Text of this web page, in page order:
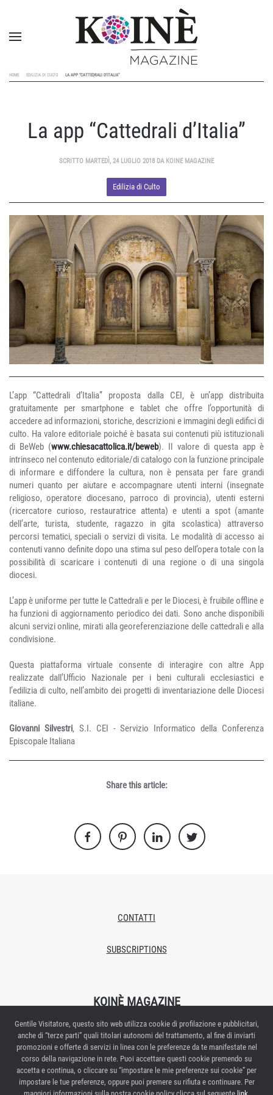
HOME EDILIZIA DI CULTO LA APP “CATTEDRALI D’ITALIA”
La app “Cattedrali d’Italia”
SCRITTO MARTEDÌ, 24 LUGLIO 2018 DA KOINE MAGAZINE
Edilizia di Culto
L’app “Cattedrali d’Italia” proposta dalla CEI, è un’app distribuita
gratuitamente per smartphone e tablet che offre l’opportunità di
accedere ad informazioni, storiche, descrizioni e immagini degli edifici di
culto. Ha valore editoriale poiché è basata sui contenuti più istituzionali
di BeWeb (www.chiesacattolica.it/beweb). Il valore di questa app è
intrinseco nel contenuto editoriale/di catalogo con la funzione principale
di informare e diffondere la cultura, non è pensata per fare grandi
numeri quanto per aiutare e accompagnare utenti interni (insegnate
religioso, operatore diocesano, parroco di provincia), utenti esterni
(ricercatore curioso, restauratrice attenta) e utenti a spot (amante
dell’arte, turista, studente, ragazzo in gita scolastica) attraverso
percorsi tematici, speciali o servizi di visita. Le modalità di accesso ai
contenuti vanno definite dopo una stima sul peso dell’opera totale con la
possibilità di scaricare i contenuti di una regione o di una singola
diocesi.
L’app è uniforme per tutte le Cattedrali e per le Diocesi, è fruibile offline e
ha funzioni di aggiornamento periodico dei dati. Sono anche disponibili
alcuni servizi online, mirati alla georeferenziazione delle cattedrali e alla
condivisione.
Questa piattaforma virtuale consente di interagire con altre App
realizzate dall’Ufficio Nazionale per i beni culturali ecclesiastici e
l’edilizia di culto, nell’ambito dei progetti di inventariazione delle Diocesi
italiane.
Giovanni Silvestri, S.I. CEI - Servizio Informatico della Conferenza
Episcopale Italiana
Share this article:
CONTATTI
SUBSCRIPTIONS
KOINÈ MAGAZINE
Proprietario/editore: Italian Exhibition Group S.p.A.
Autorizzazione del Tribunale di Rimini n.269 del 08/02/2018
Redazione: Via Emilia 155 – 47921 Rimini
Direttore responsabile: Elisabetta Vitali
Contattaci:
Gentile Visitatore, questo sito web utilizza cookie di profilazione e pubblicitari,
anche di “terze parti” quali titolari autonomi del trattamento, al fine di inviarti
promozioni e offerte di servizi in linea con le preferenze da te manifestate nel
corso della navigazione in rete. Puoi accettare questi cookie premendo su
accetta e continua, o cliccare su “impostare le mie preferenze sui cookie” per
impostare le tue preferenze, oppure puoi premere su rifiuta e continuare. Per